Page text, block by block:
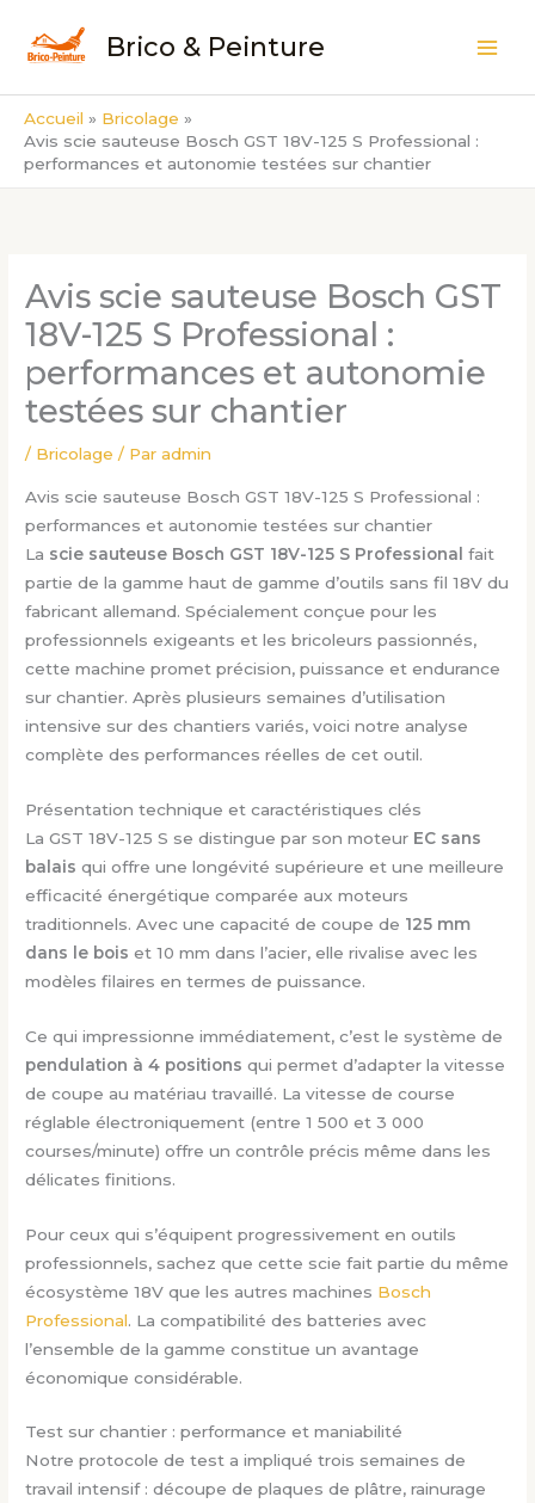
Brico & Peinture
Accueil
Bricolage
Avis scie sauteuse Bosch GST 18V-125 S Professional :
performances et autonomie testées sur chantier
Avis scie sauteuse Bosch GST
18V-125 S Professional :
performances et autonomie
testées sur chantier
/ Bricolage / Paradmin
Avis scie sauteuse Bosch GST 18V-125 S Professional :
performances et autonomie testées sur chantier
La scie sauteuse Bosch GST 18V-125 S Professional fait
partie de la gamme haut de gamme d’outils sans fil 18V du
fabricant allemand. Spécialement conçue pour les
professionnels exigeants et les bricoleurs passionnés,
cette machine promet précision, puissance et endurance
sur chantier. Après plusieurs semaines d’utilisation
intensive sur des chantiers variés, voici notre analyse
complète des performances réelles de cet outil.
Présentation technique et caractéristiques clés
La GST 18V-125 S se distingue par son moteur EC sans
balais qui offre une longévité supérieure et une meilleure
efficacité énergétique comparée aux moteurs
traditionnels. Avec une capacité de coupe de 125 mm
dans le bois et 10 mm dans l’acier, elle rivalise avec les
modèles filaires en termes de puissance.
Ce qui impressionne immédiatement, c’est le système de
pendulation à 4 positions qui permet d’adapter la vitesse
de coupe au matériau travaillé. La vitesse de course
réglable électroniquement (entre 1 500 et 3 000
courses/minute) offre un contrôle précis même dans les
délicates finitions.
Pour ceux qui s’équipent progressivement en outils
professionnels, sachez que cette scie fait partie du même
écosystème 18V que les autres machines Bosch
Professional. La compatibilité des batteries avec
l’ensemble de la gamme constitue un avantage
économique considérable.
Test sur chantier : performance et maniabilité
Notre protocole de test a impliqué trois semaines de
travail intensif : découpe de plaques de plâtre, rainurage